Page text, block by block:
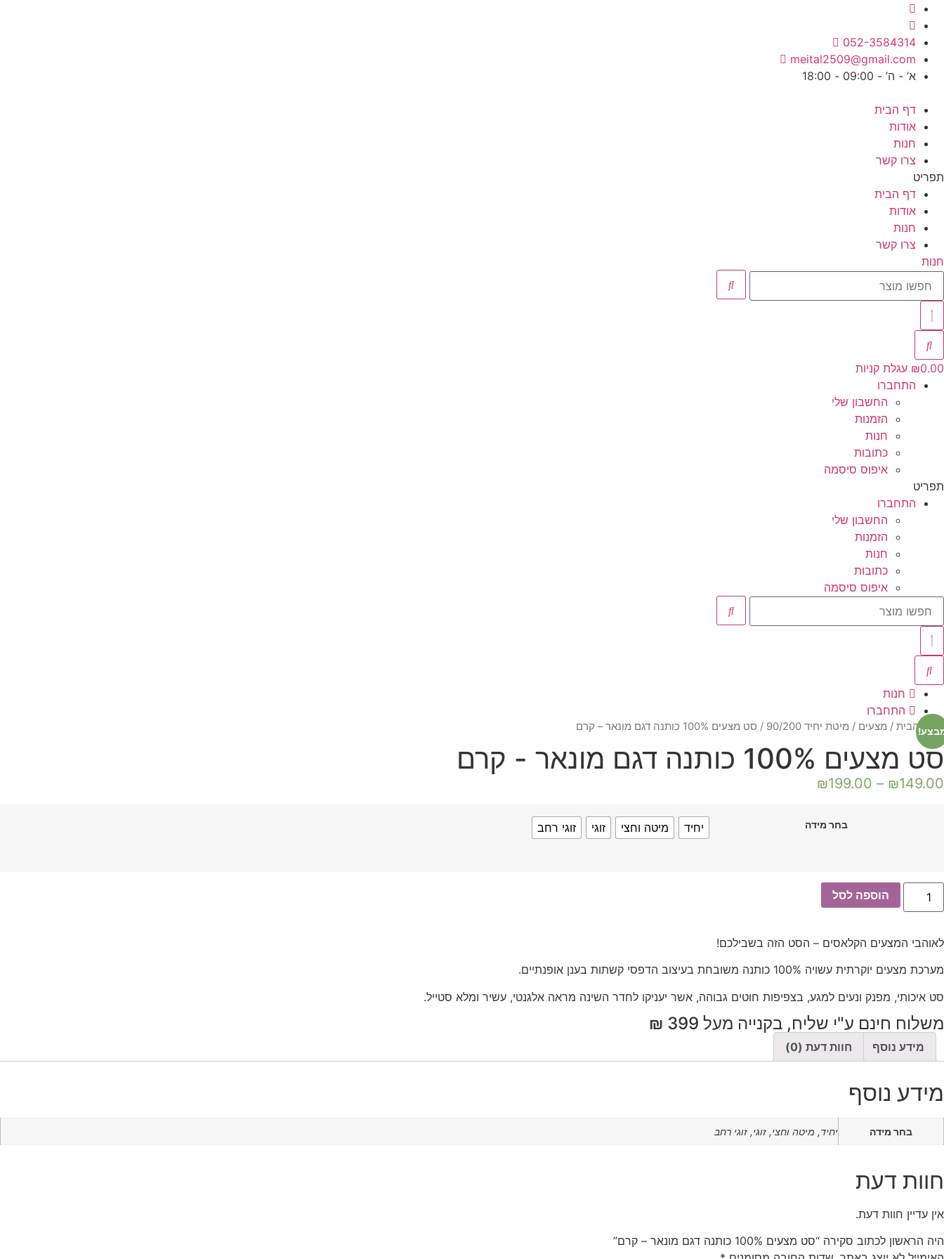
לתוכן
052-3584314
meital2509@gmail.com
א’ - ה’ - 09:00 - 18:00
דף הבית
אודות
חנות
צרו קשר
תפריט
דף הבית
אודות
חנות
צרו קשר
חנות
₪0.00
עגלת קניות
התחברו
החשבון שלי
הזמנות
חנות
כתובות
איפוס סיסמה
תפריט
התחברו
החשבון שלי
הזמנות
חנות
כתובות
איפוס סיסמה
חנות
התחברו
עמוד הבית / מצעים / מיטת יחיד 90/200 / סט מצעים 100% כותנה דגם מונאר – קרם
סט מצעים 100% כותנה דגם מונאר - קרם
₪149.00
–
₪199.00
בחר מידה יחיד מיטה וחצי זוגי זוגי רחב
כמות
סט
כותנה
מונאר
-
הוספה לסל
לאוהבי המצעים הקלאסים – הסט הזה בשבילכם!
מערכת מצעים יוקרתית עשויה 100% כותנה משובחת בעיצוב הדפסי קשתות בענן אופנתיים.
סט איכותי, מפנק ונעים למגע, בצפיפות חוטים גבוהה, אשר יעניקו לחדר השינה מראה אלגנטי, עשיר ומלא סטייל.
משלוח חינם ע"י שליח, בקנייה מעל 399 ₪
מידע נוסף חוות דעת (0)
מידע נוסף
בחר מידה יחיד, מיטה וחצי, זוגי, זוגי רחב
חוות דעת
אין עדיין חוות דעת.
היה הראשון לכתוב סקירה “סט מצעים 100% כותנה דגם מונאר – קרם”